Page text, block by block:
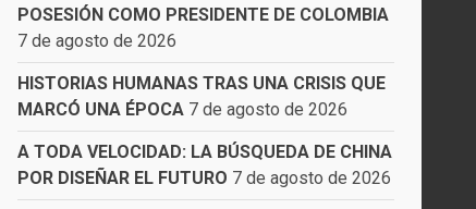
POSESIÓN COMO PRESIDENTE DE COLOMBIA
7 de agosto de 2026
HISTORIAS HUMANAS TRAS UNA CRISIS QUE
MARCÓ UNA ÉPOCA 7 de agosto de 2026
A TODA VELOCIDAD: LA BÚSQUEDA DE CHINA
POR DISEÑAR EL FUTURO 7 de agosto de 2026